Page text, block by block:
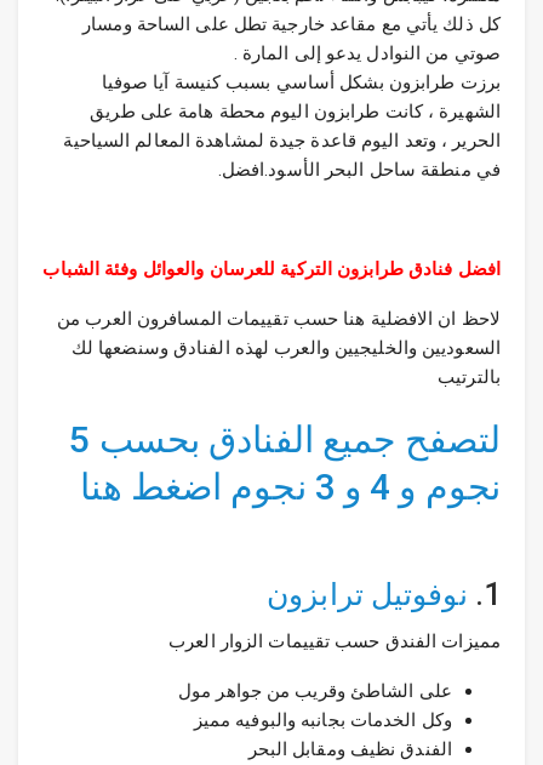
كل ذلك يأتي مع مقاعد خارجية تطل على الساحة ومسار
صوتي من النوادل يدعو إلى المارة .
برزت طرابزون بشكل أساسي بسبب كنيسة آيا صوفيا
الشهيرة ، كانت طرابزون اليوم محطة هامة على طريق
الحرير ، وتعد اليوم قاعدة جيدة لمشاهدة المعالم السياحية
في منطقة ساحل البحر الأسود.افضل.
افضل فنادق طرابزون التركية للعرسان والعوائل وفئة الشباب
لاحظ ان الافضلية هنا حسب تقييمات المسافرون العرب من
السعوديين والخليجيين والعرب لهذه الفنادق وسنضعها لك
بالترتيب
لتصفح جميع الفنادق بحسب 5
نجوم و 4 و 3 نجوم اضغط هنا
1. نوفوتيل ترابزون
مميزات الفندق حسب تقييمات الزوار العرب
على الشاطئ وقريب من جواهر مول
وكل الخدمات بجانبه والبوفيه مميز
الفندق نظيف ومقابل البحر